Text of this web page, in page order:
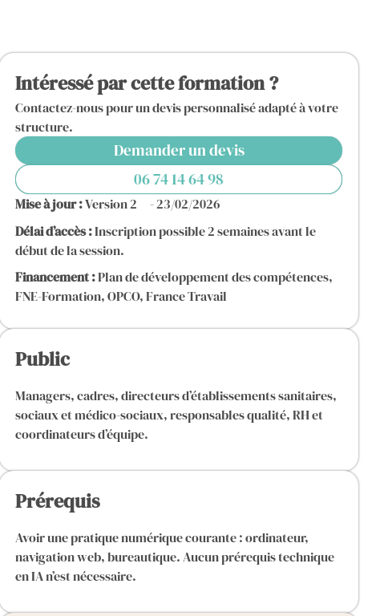
Intéressé par cette formation ?
Contactez-nous pour un devis personnalisé adapté à votre
structure.
Demander un devis
06 74 14 64 98
Mise à jour :Version 2
- 23/02/2026
Délai d’accès :Inscription possible 2 semaines avant le
début de la session.
Financement :Plan de développement des compétences,
FNE-Formation, OPCO, France Travail
Public
Managers, cadres, directeurs d’établissements sanitaires,
sociaux et médico-sociaux, responsables qualité, RH et
coordinateurs d’équipe.
Prérequis
Avoir une pratique numérique courante : ordinateur,
navigation web, bureautique. Aucun prérequis technique
en IA n’est nécessaire.